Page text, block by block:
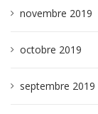
novembre 2019
octobre 2019
septembre 2019